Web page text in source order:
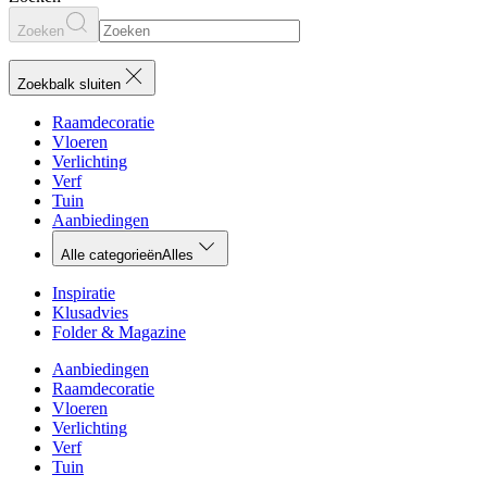
Zoeken
Zoekbalk sluiten
Raamdecoratie
Vloeren
Verlichting
Verf
Tuin
Aanbiedingen
Alle categorieënAlles
Inspiratie
Klusadvies
Folder & Magazine
Aanbiedingen
Raamdecoratie
Vloeren
Verlichting
Verf
Tuin